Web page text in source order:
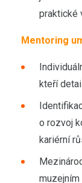
praktické
Mentoring
kteří
o rozvoj
kariérní